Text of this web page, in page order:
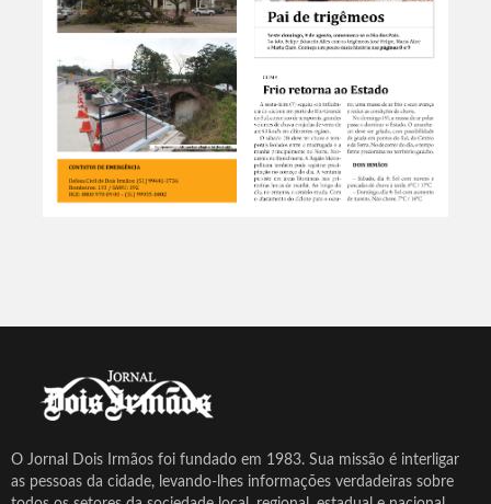
O Jornal Dois Irmãos foi fundado em 1983. Sua missão é interligar
as pessoas da cidade, levando-lhes informações verdadeiras sobre